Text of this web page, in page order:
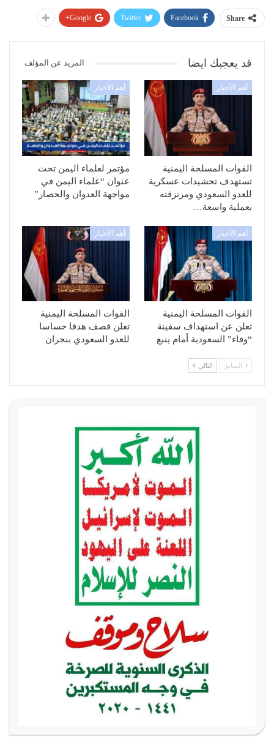
Share
Facebook
Twitter
Google+
قد يعجبك ايضا المزيد عن المؤلف
أهم الأخبار
القوات المسلحة اليمنية
تستهدف تحشيدات عسكرية
للعدو السعودي ومرتزقته
بعملية واسعة…
أهم الأخبار
مؤتمر لعلماء اليمن تحت
عنوان “علماء اليمن في
مواجهة العدوان والحصار”
أهم الأخبار
القوات المسلحة اليمنية
تعلن عن استهداف سفينة
“وفاء” السعودية أمام ينبع
أهم الأخبار
القوات المسلحة اليمنية
تعلن قصف هدفا حساسا
للعدو السعودي بنجران
السابق التالي